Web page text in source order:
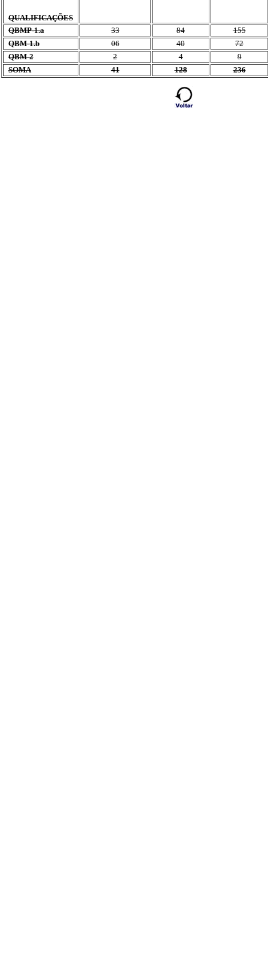
QUALIFICAÇÕES
QBMP-1.a
33 84
155
QBM-1.b
06 40
72
QBM-2
2 4
9
SOMA
41 128 236